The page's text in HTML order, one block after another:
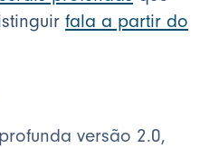
fala a partir do
versão 2.0,